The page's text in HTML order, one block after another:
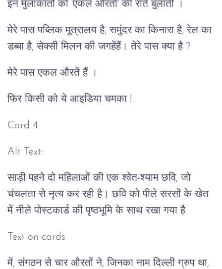
इन मुलाकातों को 'एकल औरतों' की रातें बुलातीं ।
मेरे पास पब्लिक मूत्रालय है, समुंदर का किनारा है, रेल का
डब्बा है, सेक्सी मिलन की जगहेंहैं। तेरे पास क्या है ?
मेरे पास एकल औरतें हैं ।
फिर किसी को ये आइडिया चमका !
Card 4:
Alt Text:
साड़ी पहने दो महिलाओं की एक श्वेत-श्याम छवि, जो
चंचलता से नृत्य कर रही है। छवि को पीले सरसों के खेत
में नीले पोस्टकार्ड की पृष्ठभूमि के साथ रखा गया है
Text on cards
में, संगठन से चार औरतों ने, जिनका नाम दिल्ली ग्रुप था,